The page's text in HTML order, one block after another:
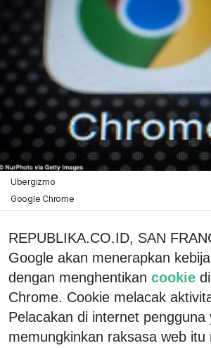
Ubergizmo
Google Chrome
REPUBLIKA.CO.ID, SAN
Google akan menerapkan
dengan menghentikan cookie di
Chrome. Cookie melacak
Pelacakan di internet pengguna
memungkinkan raksasa web itu